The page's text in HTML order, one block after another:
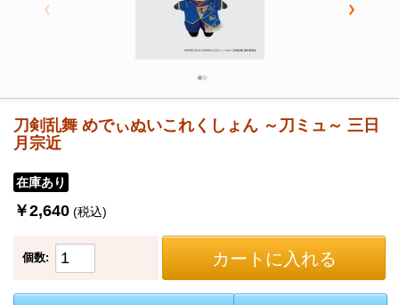
刀剣乱舞 めでぃぬいこれくしょん ～刀ミュ～ 三日
月宗近
在庫あり
￥2,640 (税込)
個数: カートに入れる